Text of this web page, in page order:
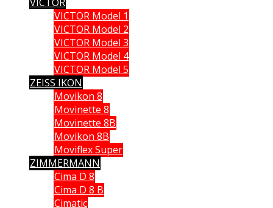
VICTOR Model 1
VICTOR Model 2
VICTOR Model 3
VICTOR Model 4
VICTOR Model 5
ZEISS IKON
Movikon 8
Movinette 8
Movinette 8B
Movikon 8B
Moviflex Super
ZIMMERMANN
Cima D 8
Cima D 8 B
Cimatic